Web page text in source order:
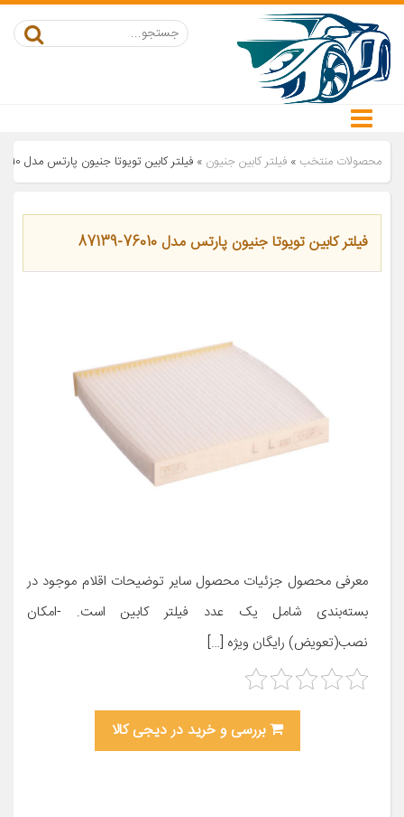
محصولات منتخب » فیلتر کابین جنیون » فیلتر کابین تویوتا جنیون پارتس مدل 76010-87139
فیلتر کابین تویوتا جنیون پارتس مدل 76010-87139
معرفی محصول جزئیات محصول سایر توضیحات اقلام موجود در
بسته‌بندی شامل یک عدد فیلتر کابین است. -امکان
نصب(تعویض) رایگان ویژه […]
بررسی و خرید در دیجی کالا